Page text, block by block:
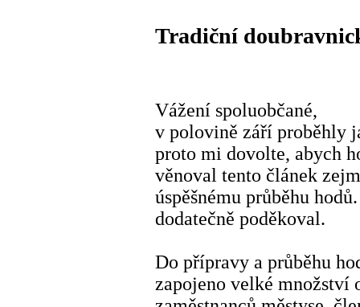
Tradiční
Vážení spoluobčané,
v polovině září proběhly
proto mi dovolte, abych
věnoval tento článek
úspěšnému průběhu
dodatečně poděkoval.
Do přípravy a průběhu
zapojeno velké množství